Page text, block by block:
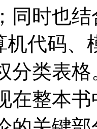
同时也
机代码
分类表
在整本